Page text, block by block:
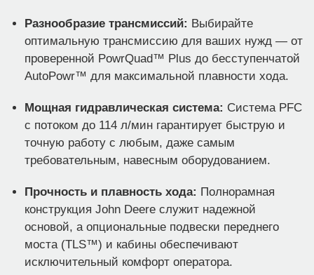
Разнообразие трансмиссий: Выбирайте
оптимальную трансмиссию для ваших нужд — от
проверенной PowrQuad™ Plus до бесступенчатой
AutoPowr™ для максимальной плавности хода.
Мощная гидравлическая система: Система PFC
с потоком до 114 л/мин гарантирует быструю и
точную работу с любым, даже самым
требовательным, навесным оборудованием.
Прочность и плавность хода: Полнорамная
конструкция John Deere служит надежной
основой, а опциональные подвески переднего
моста (TLS™) и кабины обеспечивают
исключительный комфорт оператора.